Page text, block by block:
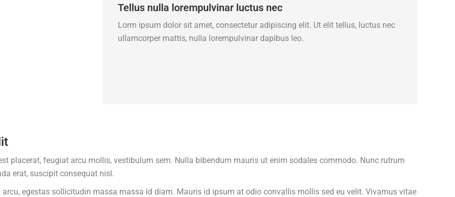
Tellus nulla lorempulvinar luctus nec
Lorm ipsum dolor sit amet, consectetur adipiscing elit. Ut elit tellus, luctus nec
ullamcorper mattis, nulla lorempulvinar dapibus leo.
placerat, feugiat arcu mollis, vestibulum sem. Nulla bibendum mauris ut enim sodales commodo. Nunc rutrum
erat, suscipit consequat nisl.
egestas sollicitudin massa massa id diam. Mauris id ipsum at odio convallis mollis sed eu velit. Vivamus vitae